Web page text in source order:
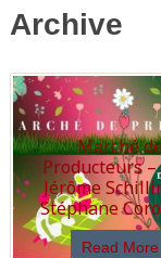
Archive
Marché
Producteurs –
Jérôme
Stéphane
Read More